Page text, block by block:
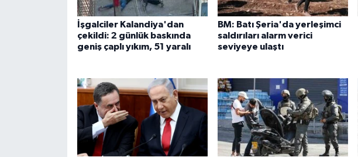
İşgalciler Kalandiya'dan
çekildi: 2 günlük baskında
geniş çaplı yıkım, 51 yaralı
BM: Batı Şeria'da yerleşimci
saldırıları alarm verici
seviyeye ulaştı